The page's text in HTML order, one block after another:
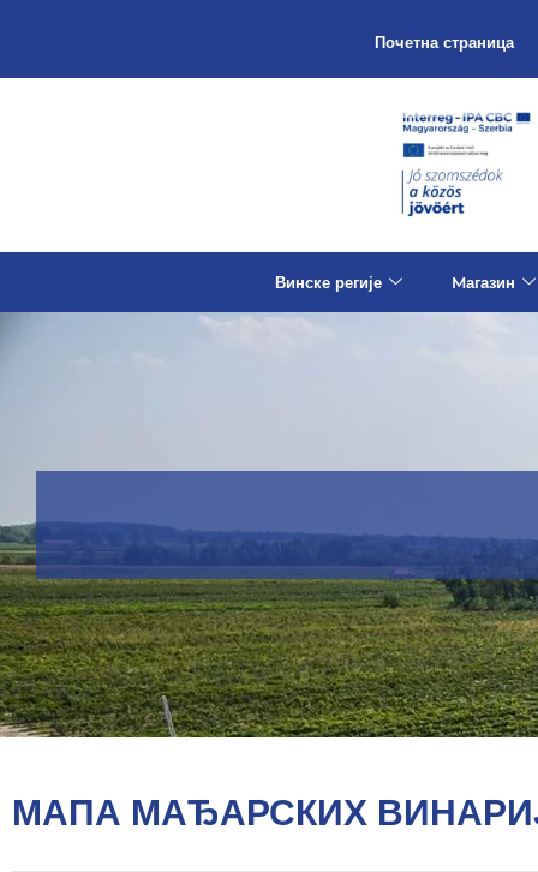
Почетна страница
Винске регије Mагазин
МАПА МАЂАРСКИХ